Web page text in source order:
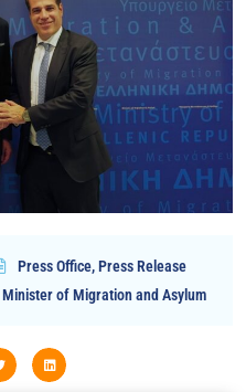
Press Office,Press Release
Minister of Migration and Asylum